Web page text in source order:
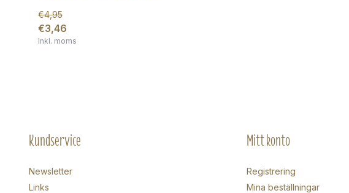
€4,95
€3,46
Inkl. moms
Kundservice
Newsletter
Links
Mitt konto
Registrering
Mina beställningar